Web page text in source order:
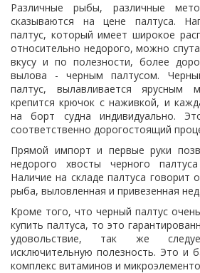
Различные рыбы, различные
сказываются на цене палтуса.
палтус, который имеет широкое
относительно недорого, можно
вкусу и по полезности, более
вылова - черным палтусом.
палтус, вылавливается
крепится крючок с наживкой, и
на борт судна индивидуально.
соответственно дорогостоящий
Прямой импорт и первые руки
недорого хвосты черного
Наличие на складе палтуса говорит
рыба, выловленная и привезенная
Кроме того, что черный палтус
купить палтуса, то это
удовольствие, так же
исключительную полезность. Это и
комплекс витаминов и